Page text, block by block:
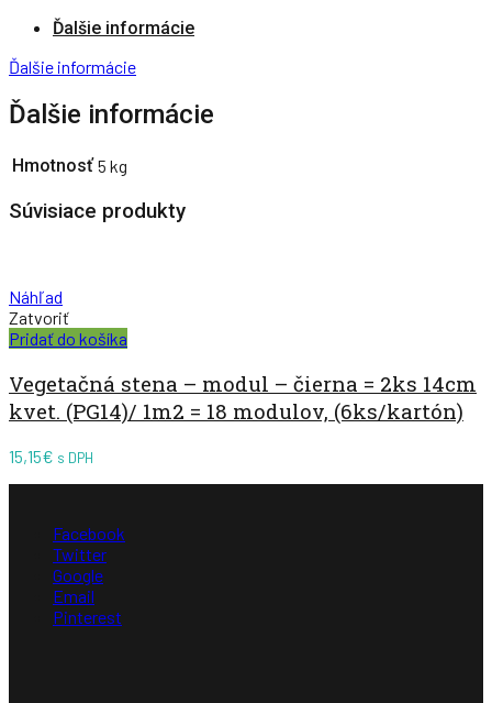
Ďalšie informácie
Ďalšie informácie
Ďalšie informácie
Hmotnosť 5 kg
Súvisiace produkty
Náhľad
Zatvoriť
Pridať do košíka
Vegetačná stena – modul – čierna = 2ks 14cm
kvet. (PG14)/ 1m2 = 18 modulov, (6ks/kartón)
15,15€ s DPH
Facebook
Twitter
Google
Email
Pinterest